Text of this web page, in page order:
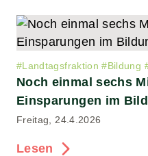
#Landtagsfraktion #Bildung
Noch einmal sechs
Einsparungen im
Freitag, 24.4.2026
Lesen